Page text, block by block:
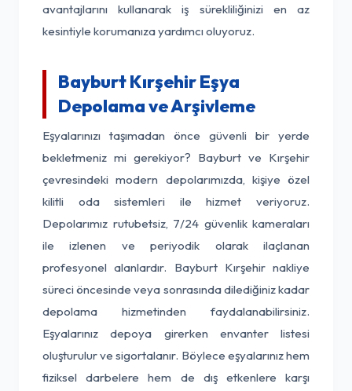
avantajlarını kullanarak iş sürekliliğinizi en az
kesintiyle korumanıza yardımcı oluyoruz.
Bayburt Kırşehir Eşya
Depolama ve Arşivleme
Eşyalarınızı taşımadan önce güvenli bir yerde
bekletmeniz mi gerekiyor? Bayburt ve Kırşehir
çevresindeki modern depolarımızda, kişiye özel
kilitli oda sistemleri ile hizmet veriyoruz.
Depolarımız rutubetsiz, 7/24 güvenlik kameraları
ile izlenen ve periyodik olarak ilaçlanan
profesyonel alanlardır. Bayburt Kırşehir nakliye
süreci öncesinde veya sonrasında dilediğiniz kadar
depolama hizmetinden faydalanabilirsiniz.
Eşyalarınız depoya girerken envanter listesi
oluşturulur ve sigortalanır. Böylece eşyalarınız hem
fiziksel darbelere hem de dış etkenlere karşı